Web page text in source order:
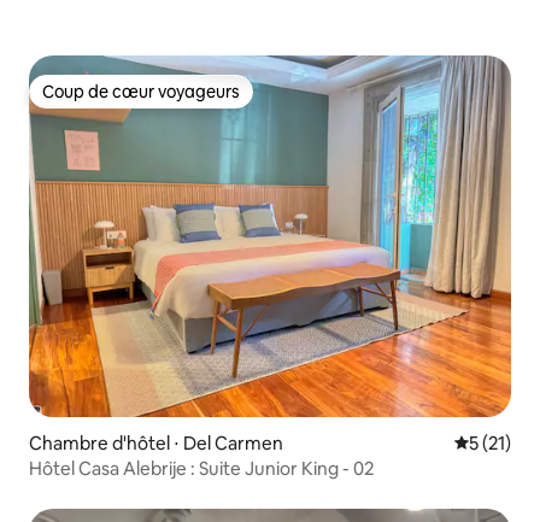
Coup de cœur voyageurs
Coup de cœur voyageurs
Chambre d'hôtel ⋅ Del Carmen
5 (21)
Hôtel Casa Alebrije : Suite Junior King - 02